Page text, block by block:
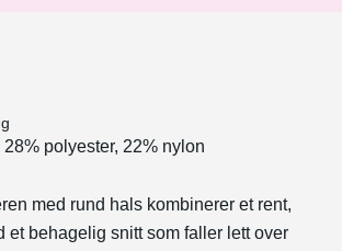
polyester, 22% nylon
med rund hals kombinerer et rent,
et behagelig snitt som faller lett over